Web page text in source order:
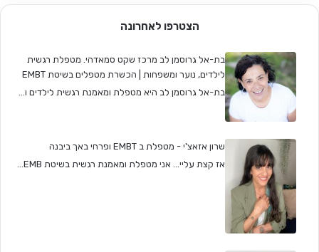
הצטרפו לאחרונה
בת-אל גרוסמן לב מרכז שקט סמאדהי. מטפלת רגשית
לילדים, נוער ומשפחות | הכשרת מטפלים בשיטת EMBT
בת-אל גרוסמן לב היא מטפלת ומאמנת רגשית לילדים ו...
שרון אזאצ'י - מטפלת ב EMBT ופרחי באך ביבנה
אז קצת עליי... אני מטפלת ומאמנת רגשית בשיטת EMB...